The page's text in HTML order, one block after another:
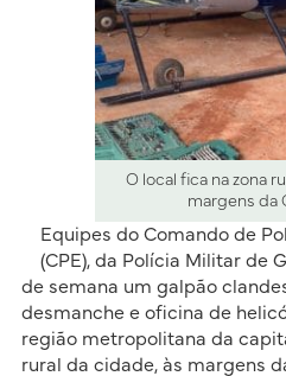
O local fica na zona
margens da
Equipes do Comando de
(CPE), da Polícia Militar de
de semana um galpão
desmanche e oficina de
região metropolitana da
rural da cidade, às margens